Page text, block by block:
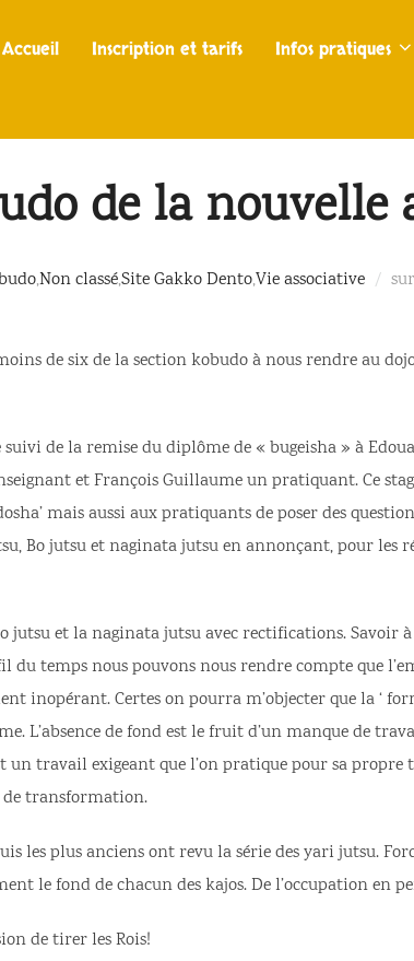
Accueil Inscription et tarifs Infos pratiques
de la nouvelle
,Non classé,Site Gakko Dento,Vie associative sur
de six de la section kobudo à nous rendre au
de la remise du diplôme de « bugeisha » à
et François Guillaume un pratiquant. Ce
mais aussi aux pratiquants de poser des
Bo jutsu et naginata jutsu en annonçant, pour les
jutsu et la naginata jutsu avec rectifications. Savoir
du temps nous pouvons nous rendre compte que
inopérant. Certes on pourra m’objecter que la ‘
L’absence de fond est le fruit d’un manque de
un travail exigeant que l’on pratique pour sa
transformation.
les plus anciens ont revu la série des yari jutsu.
le fond de chacun des kajos. De l’occupation en
de tirer les Rois!